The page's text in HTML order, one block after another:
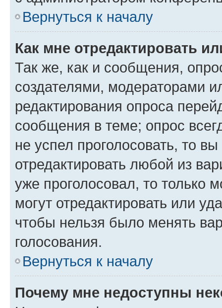
Вернуться к началу
Как мне отредактировать
Так же, как и сообщения,
создателями, модераторами
редактирования опроса
сообщения в теме; опрос
не успел проголосовать, то
отредактировать любой из
уже проголосовал, то только
могут отредактировать или
чтобы нельзя было менять
голосования.
Вернуться к началу
Почему мне недоступны